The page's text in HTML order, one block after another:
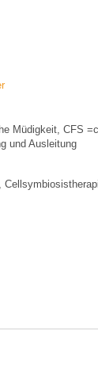
Müdigkeit, CFS
und Ausleitung